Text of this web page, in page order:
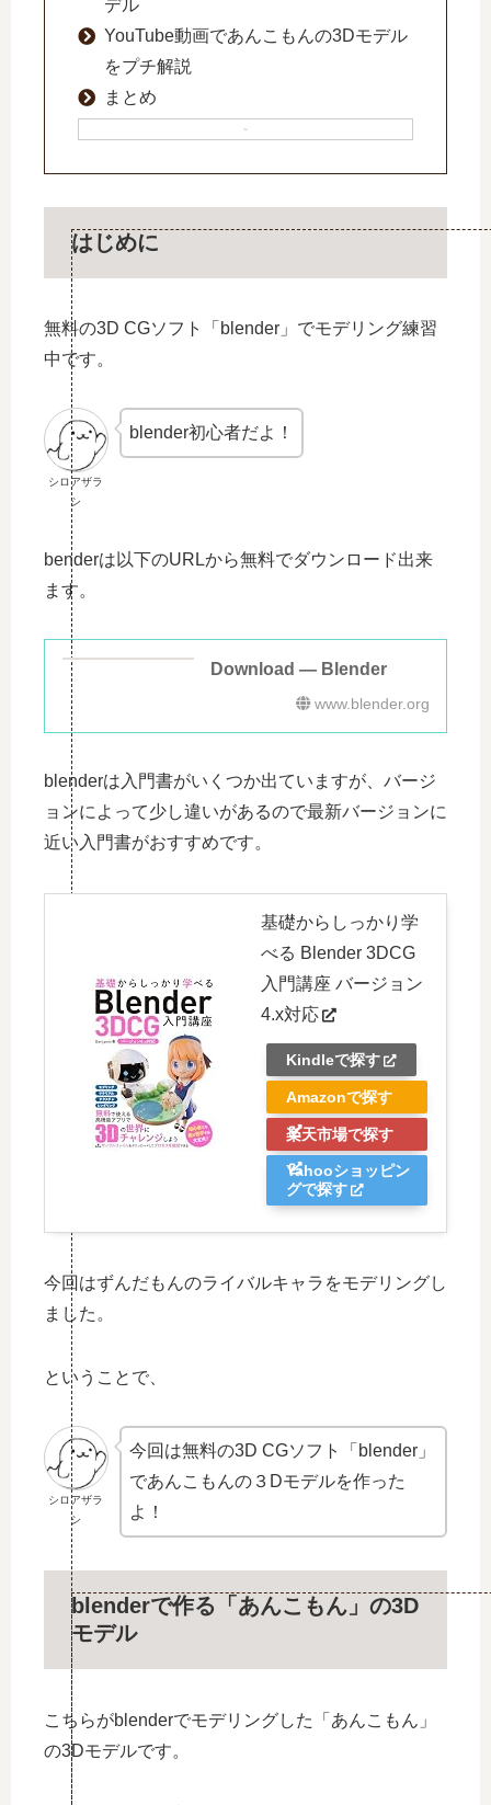
デル
YouTube動画であんこもんの3Dモデル
をプチ解説
まとめ
はじめに
無料の3D CGソフト「blender」でモデリング練習
中です。
シロアザラ
シ
blender初心者だよ！
benderは以下のURLから無料でダウンロード出来
ます。
Download — Blender
www.blender.org
blenderは入門書がいくつか出ていますが、バージ
ョンによって少し違いがあるので最新バージョンに
近い入門書がおすすめです。
基礎からしっかり学
べる Blender 3DCG
入門講座 バージョン
4.x対応
Kindleで探す
Amazonで探す
楽天市場で探す
Yahooショッピン
グで探す
今回はずんだもんのライバルキャラをモデリングし
ました。
ということで、
シロアザラ
シ
今回は無料の3D CGソフト「blender」
であんこもんの３Dモデルを作った
よ！
blenderで作る「あんこもん」の3D
モデル
こちらがblenderでモデリングした「あんこもん」
の3Dモデルです。